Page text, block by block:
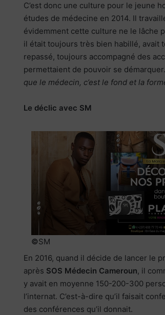
C’est donc une culture pour le jeune
études de médecine en 2014. Il
évidemment cette culture ne le lâche
il était toujours très bien habillé, avait
repassé, toujours accompagné des
permettaient de pouvoir se démarquer.
que le médecin, c’est le fond et la
Le déclic avec SM
©SM
En 2016, quand il décide de lancer le
après SOS Médecin Cameroun, il
y avait en moyenne 150-200-300
l’internat. C’est-à-dire qu’il faisait
des conférences qu’il donnait.